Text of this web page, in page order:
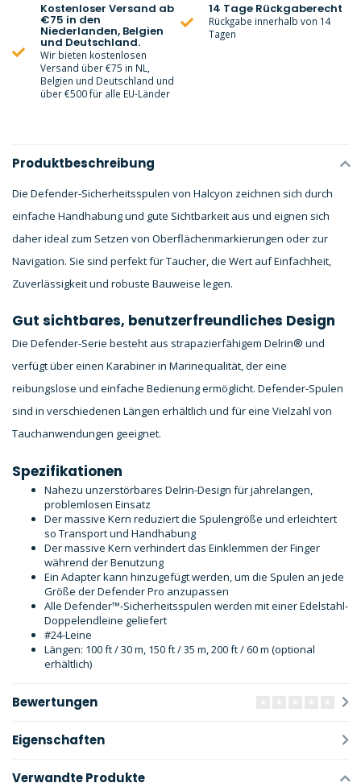
Kostenloser Versand ab
€75 in den
Niederlanden, Belgien
und Deutschland.
Wir bieten kostenlosen
Versand über €75 in NL,
Belgien und Deutschland und
über €500 für alle EU-Länder
14 Tage Rückgaberecht
Rückgabe innerhalb von 14
Tagen
Produktbeschreibung
Die Defender-Sicherheitsspulen von Halcyon zeichnen sich durch
einfache Handhabung und gute Sichtbarkeit aus und eignen sich
daher ideal zum Setzen von Oberflächenmarkierungen oder zur
Navigation. Sie sind perfekt für Taucher, die Wert auf Einfachheit,
Zuverlässigkeit und robuste Bauweise legen.
Gut sichtbares, benutzerfreundliches Design
Die Defender-Serie besteht aus strapazierfähigem Delrin® und
verfügt über einen Karabiner in Marinequalität, der eine
reibungslose und einfache Bedienung ermöglicht. Defender-Spulen
sind in verschiedenen Längen erhältlich und für eine Vielzahl von
Tauchanwendungen geeignet.
Spezifikationen
Nahezu unzerstörbares Delrin-Design für jahrelangen,
problemlosen Einsatz
Der massive Kern reduziert die Spulengröße und erleichtert
so Transport und Handhabung
Der massive Kern verhindert das Einklemmen der Finger
während der Benutzung
Ein Adapter kann hinzugefügt werden, um die Spulen an jede
Größe der Defender Pro anzupassen
Alle Defender™-Sicherheitsspulen werden mit einer Edelstahl-
Doppelendleine geliefert
#24-Leine
Längen: 100 ft / 30 m, 150 ft / 35 m, 200 ft / 60 m (optional
erhältlich)
Bewertungen
Eigenschaften
Verwandte Produkte